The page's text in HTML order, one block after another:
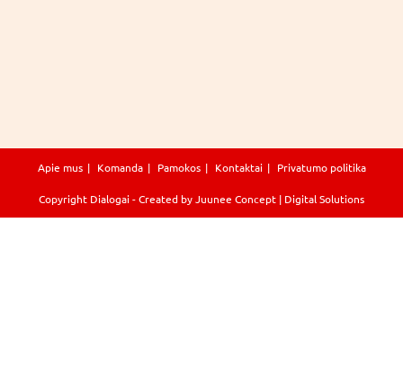
Apie mus Komanda Pamokos Kontaktai Privatumo politika
Copyright Dialogai - Created byJuunee Concept | Digital Solutions